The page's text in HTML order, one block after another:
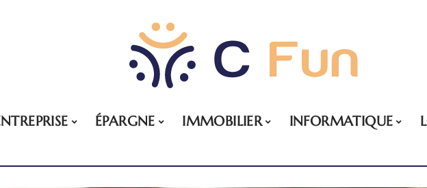
ÉPARGNE IMMOBILIER INFORMATIQUE